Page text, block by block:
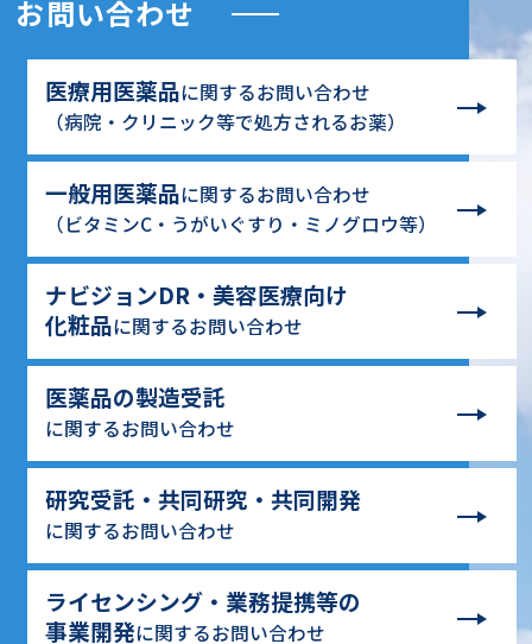
お問い合わせ
医療用医薬品に関するお問い合わせ
（病院・クリニック等で処方されるお薬）
一般用医薬品に関するお問い合わせ
（ビタミンC・うがいぐすり・ミノグロウ等）
ナビジョンDR・美容医療向け
化粧品に関するお問い合わせ
医薬品の製造受託
に関するお問い合わせ
研究受託・共同研究・共同開発
に関するお問い合わせ
ライセンシング・業務提携等の
事業開発に関するお問い合わせ